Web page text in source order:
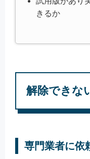
きるか
解除できな
専門業者に依